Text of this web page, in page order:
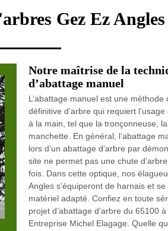
Gez Ez Angles
Notre maîtrise de la
d’abattage manuel
L’abattage manuel est une méthode
définitive d’arbre qui requiert l’usage
à la main, tel que la tronçonneuse,
manchette. En général, l’abattage
lors d’un abattage d’arbre par
site ne permet pas une chute
fois. Dans cette optique, nos
Angles s’équiperont de harnais et
matériel adapté. Confiez en toute
projet d’abattage d’arbre du 65100 à
Entreprise Michel Elagage. Quelle